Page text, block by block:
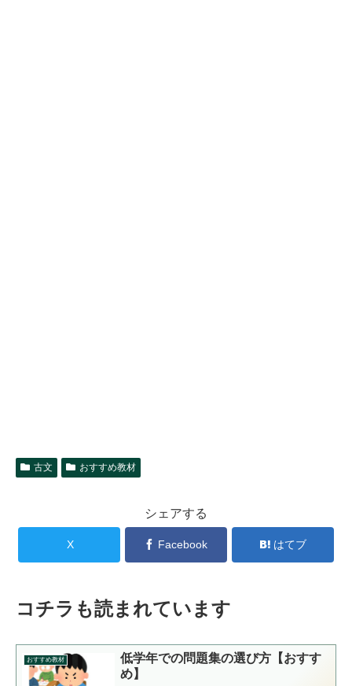
古文 おすすめ教材
シェアする
X Facebook はてブ
コチラも読まれています
おすすめ教材
低学年での問題集の選び方【おすす
め】